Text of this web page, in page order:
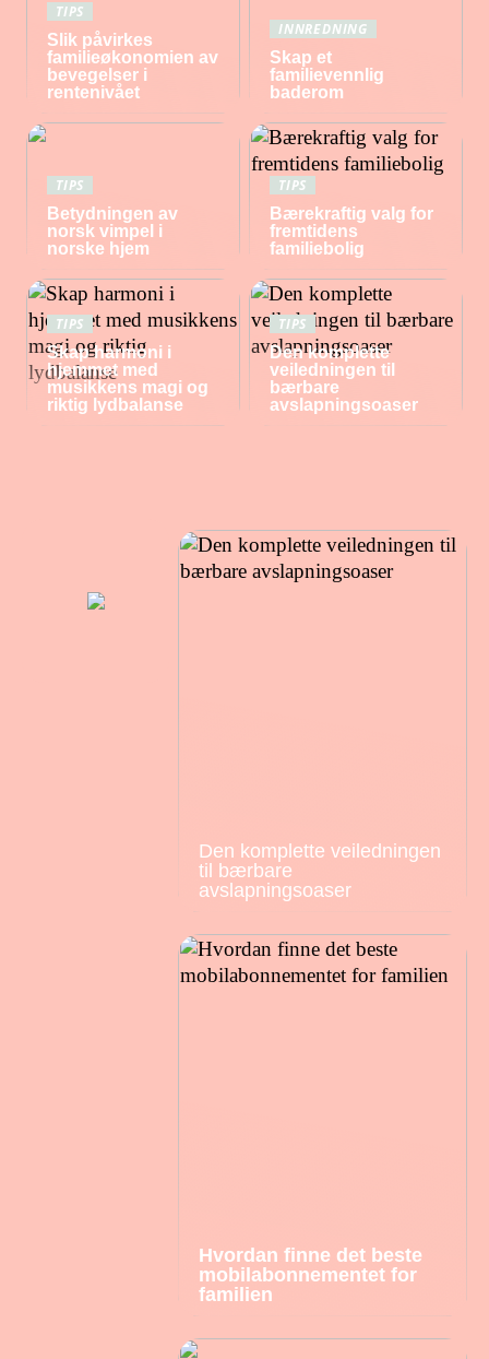
TIPS
Slik påvirkes
familieøkonomien av
bevegelser i
rentenivået
INNREDNING
Skap et
familievennlig
baderom
TIPS
Betydningen av
norsk vimpel i
norske hjem
TIPS
Bærekraftig valg for
fremtidens
familiebolig
TIPS
Skap harmoni i
hjemmet med
musikkens magi og
riktig lydbalanse
TIPS
Den komplette
veiledningen til
bærbare
avslapningsoaser
Den komplette veiledningen
til bærbare
avslapningsoaser
Hvordan finne det beste
mobilabonnementet for
familien